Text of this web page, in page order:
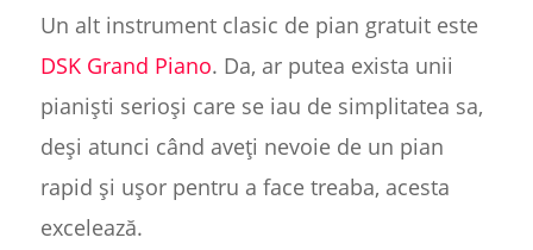
Un alt instrument clasic de pian gratuit este
DSK Grand Piano. Da, ar putea exista unii
pianiști serioși care se iau de simplitatea sa,
deși atunci când aveți nevoie de un pian
rapid și ușor pentru a face treaba, acesta
excelează.